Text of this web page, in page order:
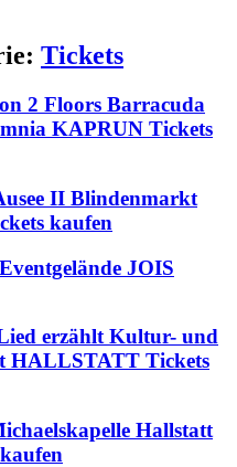
Tickets
2 Floors Barracuda
KAPRUN Tickets
II Blindenmarkt
kaufen
JOIS
erzählt Kultur- und
HALLSTATT Tickets
Hallstatt